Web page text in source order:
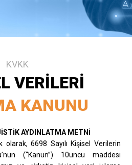
KVKK
VERİLERİ
KANUNU
AYDINLATMA METNİ
olarak, 6698 Sayılı Kişisel Verilerin
(“Kanun”) 10uncu maddesi